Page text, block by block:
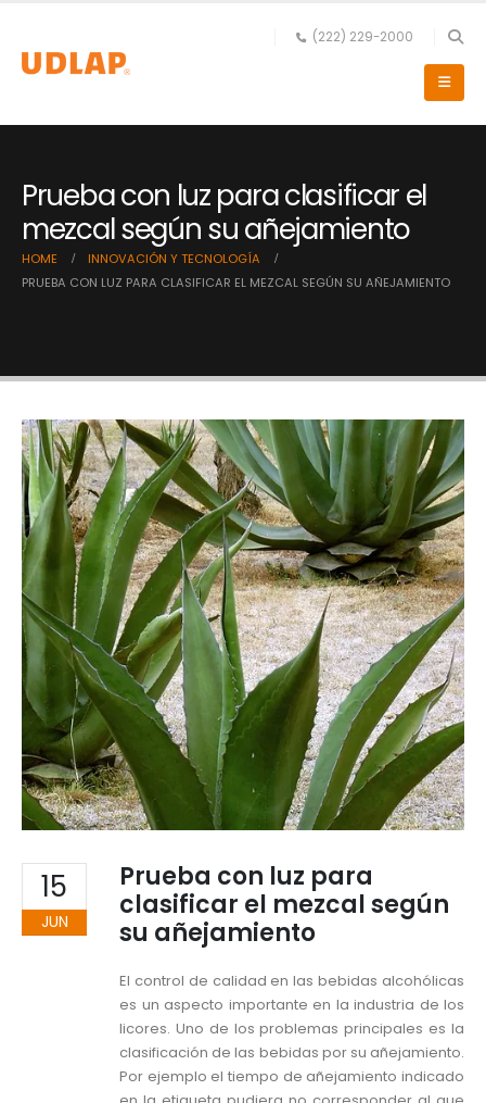
(222) 229-2000
Prueba con luz para clasificar el
mezcal según su añejamiento
HOME
INNOVACIÓN Y TECNOLOGÍA
PRUEBA CON LUZ PARA CLASIFICAR EL MEZCAL SEGÚN SU AÑEJAMIENTO
15
JUN
Prueba con luz para
clasificar el mezcal según
su añejamiento
El control de calidad en las bebidas alcohólicas
es un aspecto importante en la industria de los
licores. Uno de los problemas principales es la
clasificación de las bebidas por su añejamiento.
Por ejemplo el tiempo de añejamiento indicado